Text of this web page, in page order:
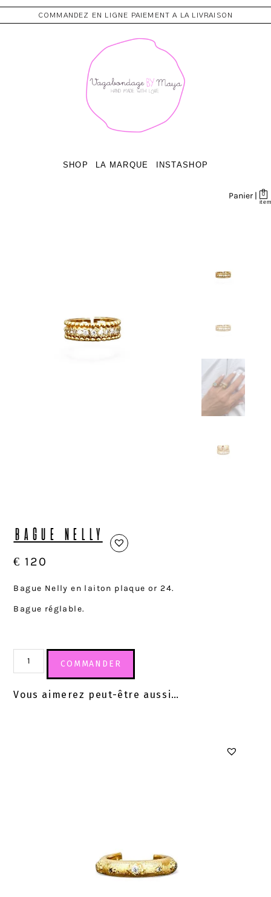
COMMANDEZ EN LIGNE PAIEMENT A LA LIVRAISON
SHOP LA MARQUE INSTASHOP
0
Panier |
BAGUE NELLY
€ 120
Bague Nelly en laiton plaque or 24.
Bague réglable.
COMMANDER
Vous aimerez peut-être aussi…